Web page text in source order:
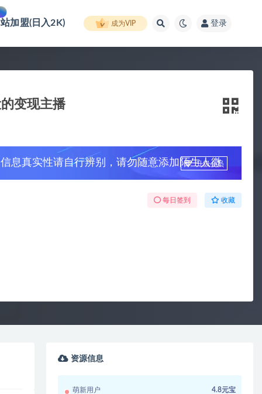
站加盟(日入2K) 成为VIP 登录
变现主播
息真实性请自行辨别，请勿随意添加陌生人微
升级会员
每日签到 收藏
资源信息
萌新用户 4.8元宝